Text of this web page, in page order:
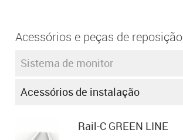
Acessórios e peças de reposição
Sistema de monitor
Acessórios de instalação
Rail-C GREEN LINE